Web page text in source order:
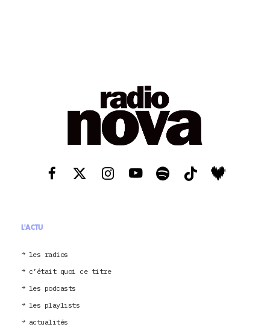
L'ACTU
les radios
c’était quoi ce titre
les podcasts
les playlists
actualités